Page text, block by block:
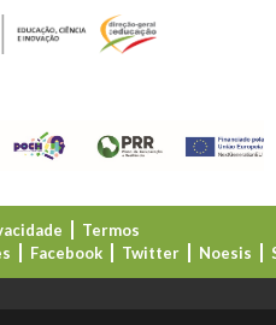
Termos
Facebook Twitter Noesis